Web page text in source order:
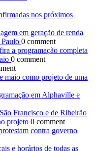
nos próximos
em geração de renda
Paulo 0 comment
a programação completa
0 comment
maio como projeto de uma
em Alphaville e
Francisco e de Ribeirão
projeto 0 comment
contra governo
e horários de todas as